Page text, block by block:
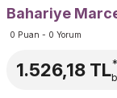
Bahariye
0 Puan - 0 Yorum
1.526,18 TL